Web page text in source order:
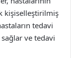
kişiselleştirilmiş
tedavi
ve tedavi